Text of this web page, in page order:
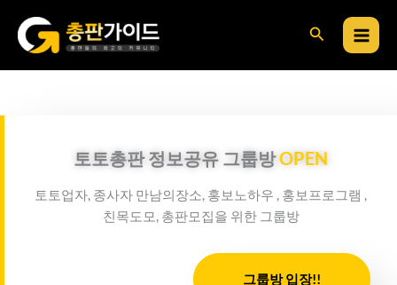
너
검
토토총판 정보공유 그룹방OPEN
토토업자, 종사자 만남의장소, 홍보노하우 , 홍보프로그램 ,
친목도모, 총판모집을 위한 그룹방
그룹방 입장!!